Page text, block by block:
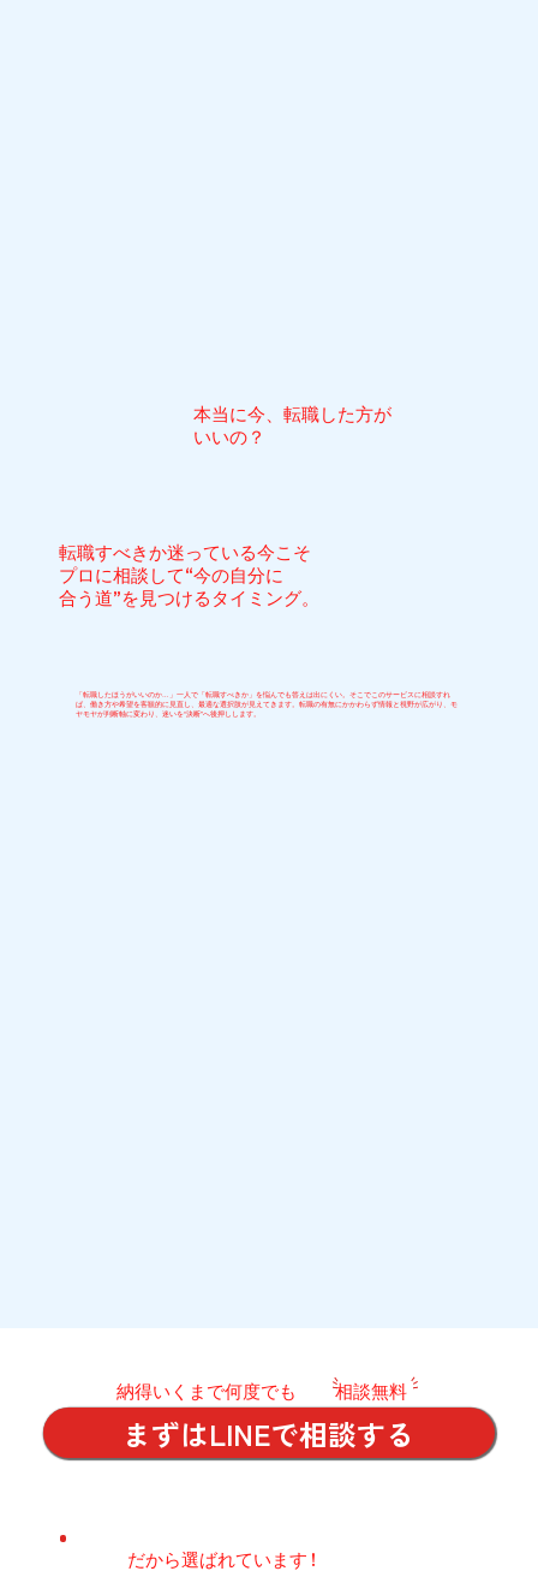
転職すべきか迷っている今こそ
プロに相談して“今の自分に
合う道”を見つけるタイミング。
「転職したほうがいいのか…」一人で「転職すべきか」を悩んでも答えは出にくい。そこでこのサービスに相談すれ
ば、働き方や希望を客観的に見直し、最適な選択肢が見えてきます。転職の有無にかかわらず情報と視野が広がり、モ
ヤモヤが判断軸に変わり、迷いを“決断”へ後押しします。
本当に今、転職した方が
いいの？
​納得いくまで何度でも 相談無料
まずはLINEで相談する
​だから選ばれています !